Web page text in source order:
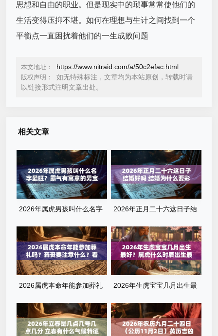
思想和自由的职业。但是现实中的琐事常常使他们的
生活变得压抑不堪。如何在理想与生计之间找到一个
平衡点一直困扰着他们的一生成败问题
本文地址： https://www.nitraid.com/a/50c2efac.html
版权声明：
如无特殊标注，文章均为本站原创，转载时请
以链接形式注明文章出处。
相关文章
2026年属虎男孩叫什么名字
字清单
2026年正月二十六这日子结
2026属虎本命年能参加葬礼
篇就懂了
2026年生虎宝宝几月出生最
运？全解析来了